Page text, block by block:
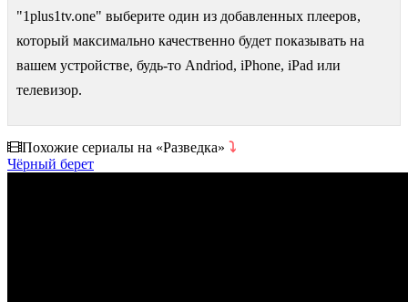
"1plus1tv.one" выберите один из добавленных плееров,
который максимально качественно будет показывать на
вашем устройстве, будь-то Andriod, iPhone, iPad или
телевизор.
Похожие сериалы на «Разведка» ⤵
Чёрный берет